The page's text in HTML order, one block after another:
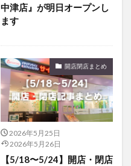
中津店』が明日オープンし
ます
開店閉店まとめ
2026年5月25日
2026年5月26日
【5/18〜5/24】開店・閉店